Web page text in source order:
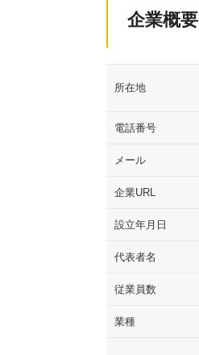
企業概要
所在地
電話番号
メール
企業URL
設立年月日
代表者名
従業員数
業種